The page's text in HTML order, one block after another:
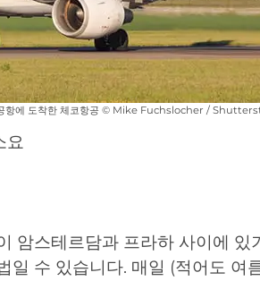
항에 도착한 체코항공 © Mike Fuchslocher /
요
암스테르담과 프라하 사이에 있
일 수 있습니다. 매일 (적어도 여